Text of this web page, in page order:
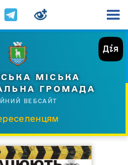
МІСЬКА
ГРОМАДА
ВЕБСАЙТ